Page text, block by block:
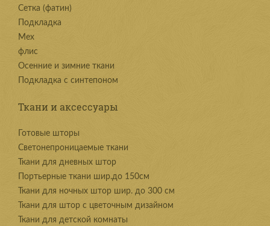
Сетка (фатин)
Подкладка
Мех
флис
Осенние и зимние ткани
Подкладка с синтепоном
Ткани и аксессуары
Готовые шторы
Светонепроницаемые ткани
Ткани для дневных штор
Портьерные ткани шир.до 150см
Ткани для ночных штор шир. до 300 см
Ткани для штор с цветочным дизайном
Ткани для детской комнаты